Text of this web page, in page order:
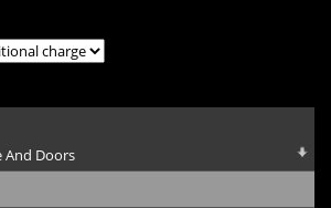
And Doors